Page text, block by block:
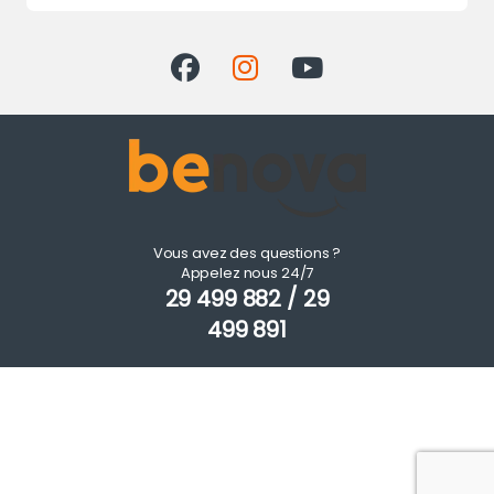
Vous avez des questions ?
Appelez nous 24/7
29 499 882 / 29
499 891